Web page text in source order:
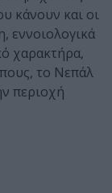
κάνουν και οι
εννοιολογικά
χαρακτήρα,
το Νεπάλ
περιοχή